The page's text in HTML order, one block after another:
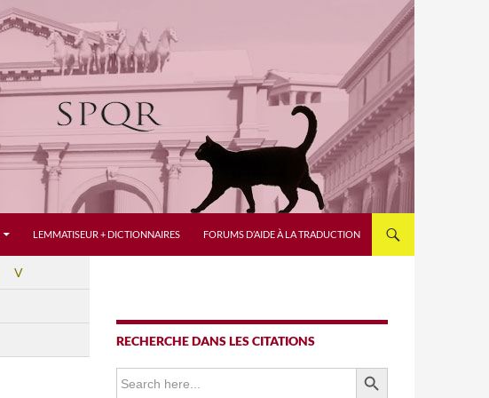
LEMMATISEUR + DICTIONNAIRES FORUMS D’AIDE À LA TRADUCTION
V
RECHERCHE DANS LES CITATIONS
Search
for:
SEARCH BUTTON